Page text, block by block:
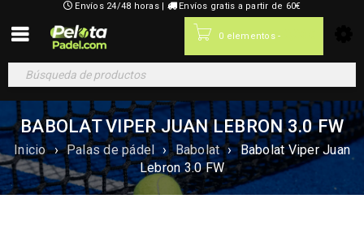
Envíos 24/48 horas | Envíos gratis a partir de 60€
0 elementos -
BABOLAT VIPER JUAN LEBRON 3.0 FW
Inicio › Palas de pádel › Babolat › Babolat Viper Juan
Lebron 3.0 FW